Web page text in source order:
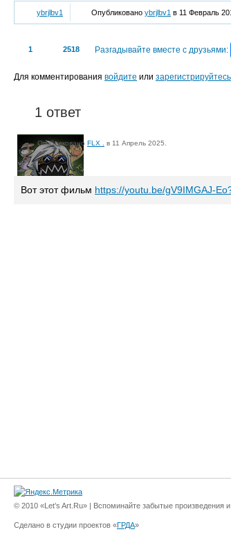
ybrjlbv1 Опубликовано ybrjlbv1 в 11 Февраль
1 2518 Разгадывайте вместе с друзьями:
Для комментирования войдите или зарегистрируйтесь
1 ответ
Опубликовано FLX . в 11 Апрель 2025.
Вот этот фильм https://youtu.be/gV9IMGAJ-
© 2010 «Let’s Art.Ru» | Вспоминайте забытые произведения
Сделано в студии проектов «ГРДА»